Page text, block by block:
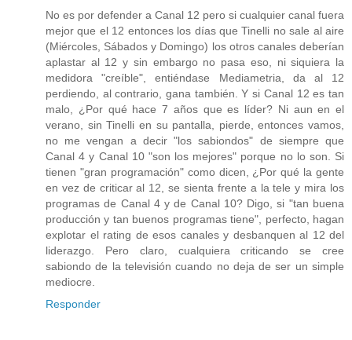
No es por defender a Canal 12 pero si cualquier canal fuera
mejor que el 12 entonces los días que Tinelli no sale al aire
(Miércoles, Sábados y Domingo) los otros canales deberían
aplastar al 12 y sin embargo no pasa eso, ni siquiera la
medidora "creíble", entiéndase Mediametria, da al 12
perdiendo, al contrario, gana también. Y si Canal 12 es tan
malo, ¿Por qué hace 7 años que es líder? Ni aun en el
verano, sin Tinelli en su pantalla, pierde, entonces vamos,
no me vengan a decir "los sabiondos" de siempre que
Canal 4 y Canal 10 "son los mejores" porque no lo son. Si
tienen "gran programación" como dicen, ¿Por qué la gente
en vez de criticar al 12, se sienta frente a la tele y mira los
programas de Canal 4 y de Canal 10? Digo, si "tan buena
producción y tan buenos programas tiene", perfecto, hagan
explotar el rating de esos canales y desbanquen al 12 del
liderazgo. Pero claro, cualquiera criticando se cree
sabiondo de la televisión cuando no deja de ser un simple
mediocre.
Responder